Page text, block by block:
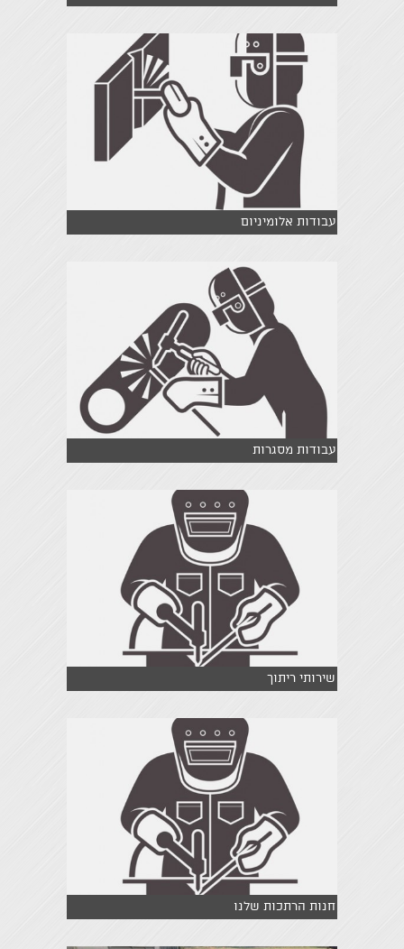
עבודות אלומיניום
עבודות מסגרות
שירותי ריתוך
חנות הרתכות שלנו